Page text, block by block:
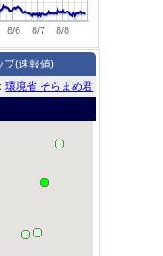
8/6 8/7 8/8
プ(速報値)
環境省 そらまめ君